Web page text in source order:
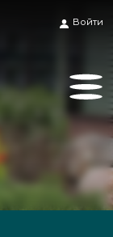
Войти